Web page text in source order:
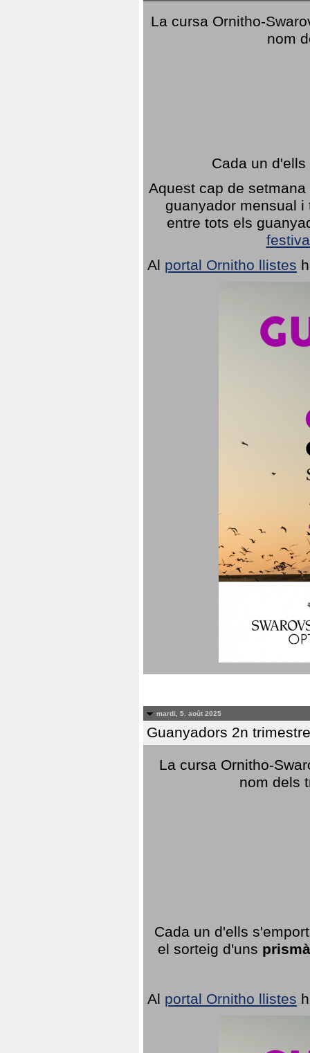
La cursa Ornitho-
nom
Cada un
Aquest cap de
guanyador mensual
entre tots els
Al portal Ornitho llistes
mardi, 5. août 2025
Guanyadors 2n
La cursa Ornitho-
nom dels
Cada un d'ells
el sorteig d'uns
Al portal Ornitho llistes